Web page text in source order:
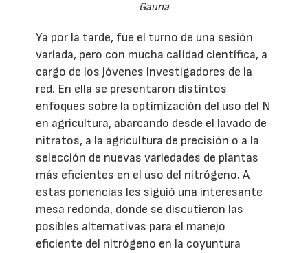
Gauna
Ya por la tarde, fue el turno de una sesión
variada, pero con mucha calidad científica, a
cargo de los jóvenes investigadores de la
red. En ella se presentaron distintos
enfoques sobre la optimización del uso del N
en agricultura, abarcando desde el lavado de
nitratos, a la agricultura de precisión o a la
selección de nuevas variedades de plantas
más eficientes en el uso del nitrógeno. A
estas ponencias les siguió una interesante
mesa redonda, donde se discutieron las
posibles alternativas para el manejo
eficiente del nitrógeno en la coyuntura